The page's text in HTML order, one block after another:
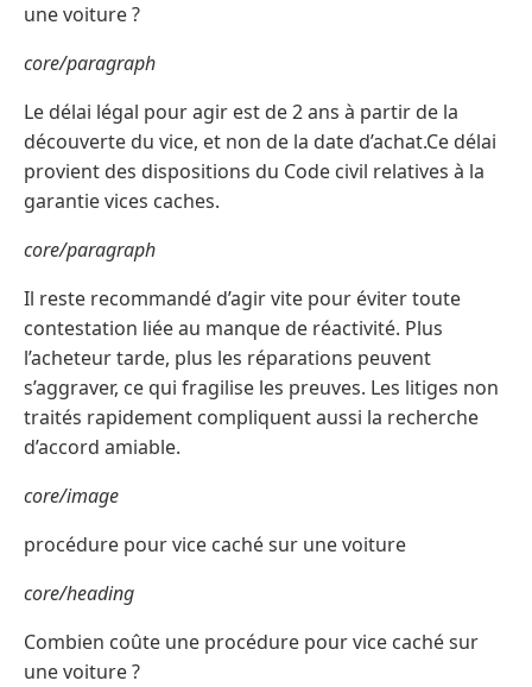
une voiture ?
core/paragraph
Le délai légal pour agir est de 2 ans à partir de la
découverte du vice, et non de la date d’achat.Ce délai
provient des dispositions du Code civil relatives à la
garantie vices caches.
core/paragraph
Il reste recommandé d’agir vite pour éviter toute
contestation liée au manque de réactivité. Plus
l’acheteur tarde, plus les réparations peuvent
s’aggraver, ce qui fragilise les preuves. Les litiges non
traités rapidement compliquent aussi la recherche
d’accord amiable.
core/image
procédure pour vice caché sur une voiture
core/heading
Combien coûte une procédure pour vice caché sur
une voiture ?